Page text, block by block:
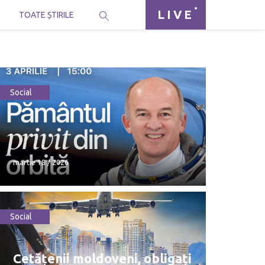
TOATE ȘTIRILE LIVE
Social
martie 18 / 2026
martie 18 / 2026
Social
Cetățenii moldoveni, obligați